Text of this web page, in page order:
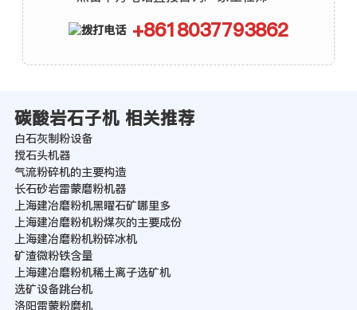
+8618037793862
碳酸岩石子机 相关推荐
白石灰制粉设备
搅石头机器
气流粉碎机的主要构造
长石砂岩雷蒙磨粉机器
上海建冶磨粉机黑曜石矿哪里多
上海建冶磨粉机粉煤灰的主要成份
上海建冶磨粉机粉碎冰机
矿渣微粉铁含量
上海建冶磨粉机稀土离子选矿机
选矿设备跳台机
洛阳雷蒙粉磨机